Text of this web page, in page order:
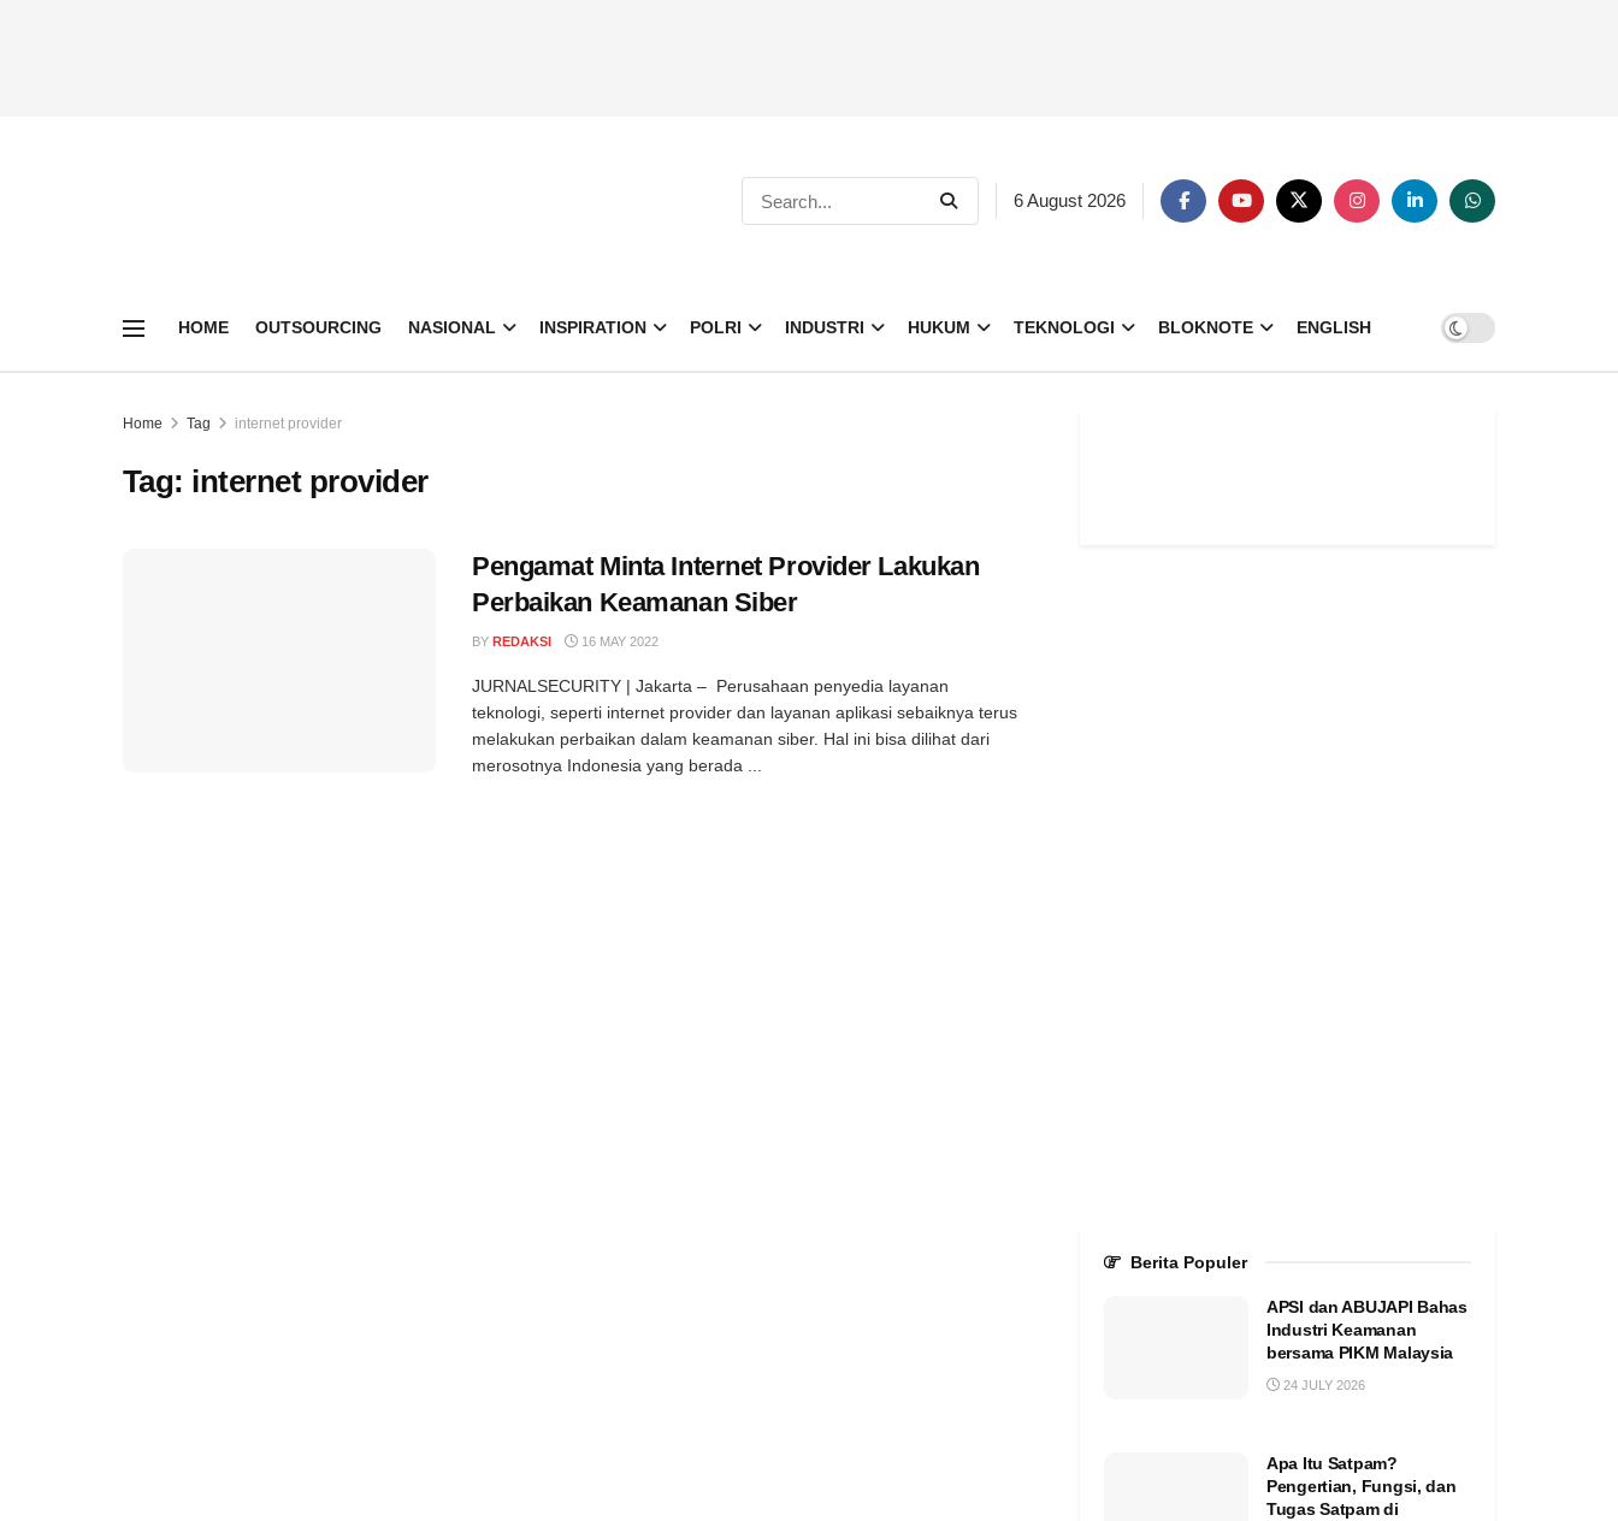
6 August 2026
HOME OUTSOURCING NASIONAL INSPIRATION POLRI INDUSTRI HUKUM TEKNOLOGI BLOKNOTE ENGLISH
Home Tag internet provider
Tag: internet provider
Pengamat Minta Internet Provider Lakukan
Perbaikan Keamanan Siber
BY REDAKSI 16 MAY 2022
JURNALSECURITY | Jakarta – Perusahaan penyedia layanan
teknologi, seperti internet provider dan layanan aplikasi sebaiknya terus
melakukan perbaikan dalam keamanan siber. Hal ini bisa dilihat dari
merosotnya Indonesia yang berada ...
Berita Populer
APSI dan ABUJAPI Bahas
Industri Keamanan
bersama PIKM Malaysia
24 JULY 2026
Apa Itu Satpam?
Pengertian, Fungsi, dan
Tugas Satpam di